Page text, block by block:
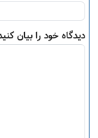
دیدگاه خود را بیان